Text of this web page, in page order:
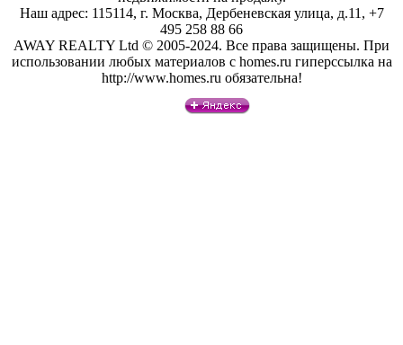
Наш адрес: 115114, г. Москва, Дербеневская улица, д.11, +7
495 258 88 66
AWAY REALTY Ltd © 2005-2024. Все права защищены. При
использовании любых материалов с homes.ru гиперссылка на
http://www.homes.ru обязательна!